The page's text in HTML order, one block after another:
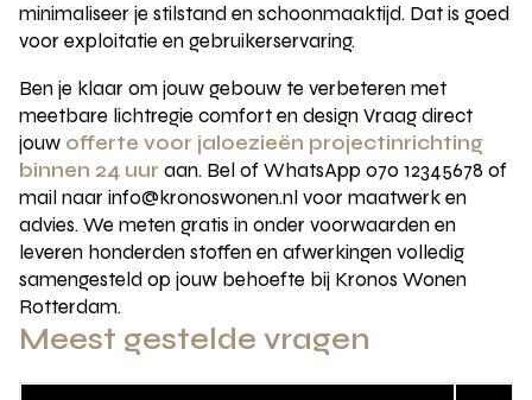
minimaliseer je stilstand en schoonmaaktijd. Dat is goed
voor exploitatie en gebruikerservaring.
Ben je klaar om jouw gebouw te verbeteren met
meetbare lichtregie comfort en design Vraag direct
jouw offerte voor jaloezieën projectinrichting
binnen 24 uur aan. Bel of WhatsApp 070 12345678 of
mail naar info@kronoswonen.nl voor maatwerk en
advies. We meten gratis in onder voorwaarden en
leveren honderden stoffen en afwerkingen volledig
samengesteld op jouw behoefte bij Kronos Wonen
Rotterdam.
Meest gestelde vragen